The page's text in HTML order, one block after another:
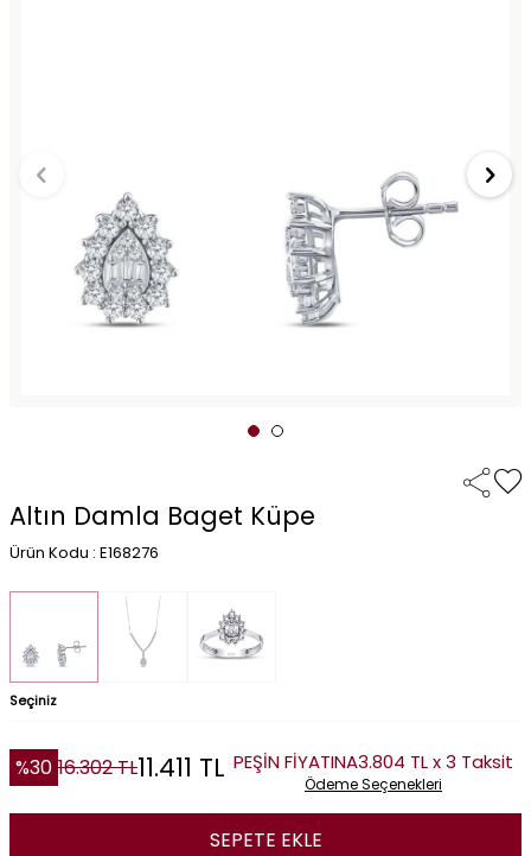
Altın Damla Baget Küpe
Ürün Kodu : E168276
Seçiniz
%30 16.302TL11.411 TL PEŞİN FİYATINA3.804 TL x 3 Taksit
Ödeme Seçenekleri
SEPETE EKLE